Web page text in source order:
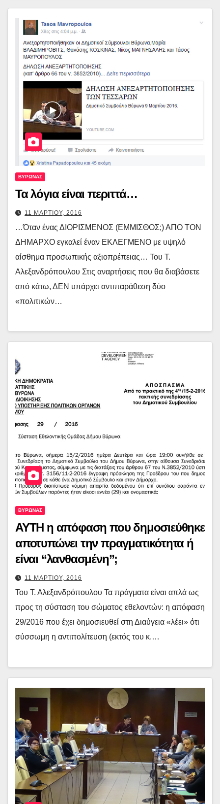
ΒΥΡΩΝΑΣ
Τα λόγια είναι περιττά…
11 ΜΑΡΤΙΟΥ, 2016
…Όταν ένας ΔΙΟΡΙΣΜΕΝΟΣ (ΕΜΜΙΣΘΟΣ;) ΑΠΟ ΤΟΝ
ΔΗΜΑΡΧΟ εγκαλεί έναν ΕΚΛΕΓΜΕΝΟ με υψηλό
αίσθημα προσωπικής αξιοπρέπειας… Του Τ.
Αλεξανδρόπουλου Στις αναρτήσεις που θα διαβάσετε
από κάτω, ΔΕΝ υπάρχει αντιπαράθεση δύο
«πολιτικών…
ΒΥΡΩΝΑΣ
ΑΥΤΗ η απόφαση που δημοσιεύθηκε
αποτυπώνει την πραγματικότητα ή
είναι “λανθασμένη”;
11 ΜΑΡΤΙΟΥ, 2016
Του Τ. Αλεξανδρόπουλου Τα πράγματα είναι απλά ως
προς τη σύσταση του σώματος εθελοντών: η απόφαση
29/2016 που έχει δημοσιευθεί στη Διαύγεια «λέει» ότι
σύσσωμη η αντιπολίτευση (εκτός του κ.…